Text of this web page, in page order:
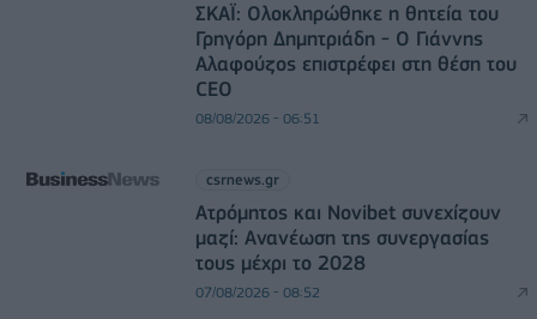
ΣΚΑΪ: Ολοκληρώθηκε η θητεία του
Γρηγόρη Δημητριάδη - Ο Γιάννης
Αλαφούζος επιστρέφει στη θέση του
CEO
08/08/2026 - 06:51
csrnews.gr
Ατρόμητος και Novibet συνεχίζουν
μαζί: Ανανέωση της συνεργασίας
τους μέχρι το 2028
07/08/2026 - 08:52